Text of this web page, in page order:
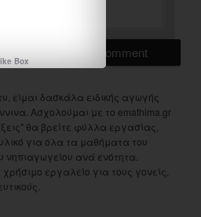
είμαι δασκάλα ειδικής αγωγής
Ασχολούμαι με το emathima.gr
θα βρείτε φύλλα εργασίας,
για όλα τα μαθήματα του
νηπιαγωγείου ανά ενότητα.
εργαλείο για τους γονείς,
Box